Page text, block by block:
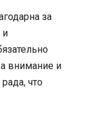
за
и
внимание и
что